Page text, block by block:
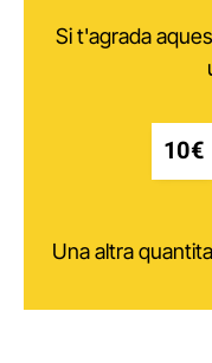
Si t'agrada
10€
Una altra